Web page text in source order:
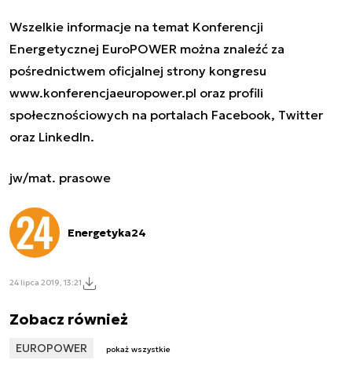
Wszelkie informacje na temat Konferencji
Energetycznej EuroPOWER można znaleźć za
pośrednictwem oficjalnej strony kongresu
www.konferencjaeuropower.pl oraz profili
społecznościowych na portalach Facebook, Twitter
oraz LinkedIn.
jw/mat. prasowe
Energetyka24
24 lipca 2019, 13:21
Zobacz również
EUROPOWER pokaż wszystkie